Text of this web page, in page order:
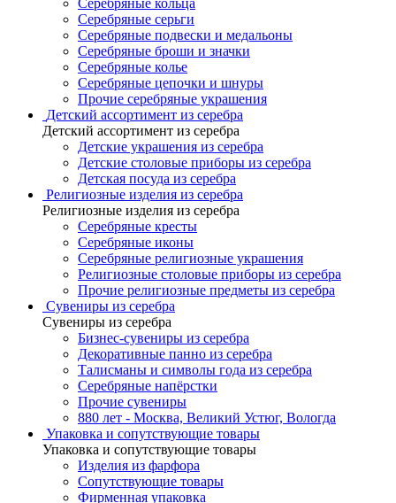
Серебряные кольца
Серебряные серьги
Серебряные подвески и медальоны
Серебряные броши и значки
Серебряные колье
Серебряные цепочки и шнуры
Прочие серебряные украшения
Детский ассортимент из серебра
Детский ассортимент из серебра
Детские украшения из серебра
Детские столовые приборы из серебра
Детская посуда из серебра
Религиозные изделия из серебра
Религиозные изделия из серебра
Серебряные кресты
Серебряные иконы
Серебряные религиозные украшения
Религиозные столовые приборы из серебра
Прочие религиозные предметы из серебра
Сувениры из серебра
Сувениры из серебра
Бизнес-сувениры из серебра
Декоративные панно из серебра
Талисманы и символы года из серебра
Серебряные напёрстки
Прочие сувениры
880 лет - Москва, Великий Устюг, Вологда
Упаковка и сопутствующие товары
Упаковка и сопутствующие товары
Изделия из фарфора
Сопутствующие товары
Фирменная упаковка